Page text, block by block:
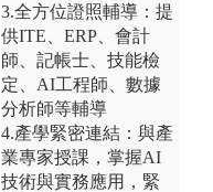
3.全方位證照輔導：提
供ITE、ERP、會計
師、記帳士、技能檢
定、AI工程師、數據
分析師等輔導
4.產學緊密連結：與產
業專家授課，掌握AI
技術與實務應用，緊